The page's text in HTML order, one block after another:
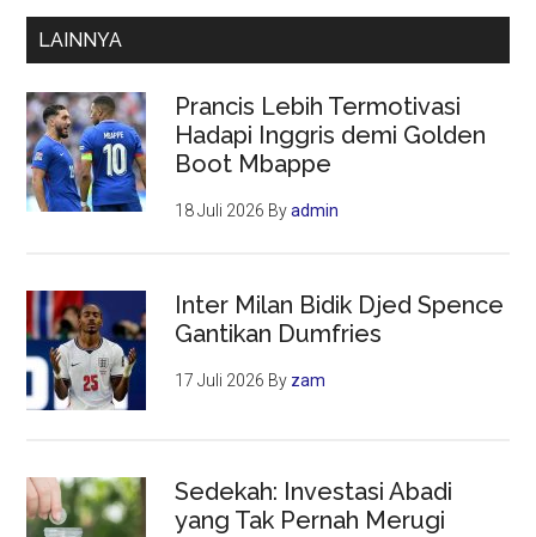
LAINNYA
Prancis Lebih Termotivasi
Hadapi Inggris demi Golden
Boot Mbappe
18 Juli 2026 Byadmin
Inter Milan Bidik Djed Spence
Gantikan Dumfries
17 Juli 2026 By zam
Sedekah: Investasi Abadi
yang Tak Pernah Merugi